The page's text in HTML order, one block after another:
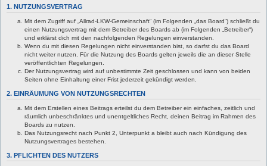
1. NUTZUNGSVERTRAG
Mit dem Zugriff auf „Allrad-LKW-Gemeinschaft“ (im Folgenden „das Board“) schließt du
einen Nutzungsvertrag mit dem Betreiber des Boards ab (im Folgenden „Betreiber“)
und erklärst dich mit den nachfolgenden Regelungen einverstanden.
Wenn du mit diesen Regelungen nicht einverstanden bist, so darfst du das Board
nicht weiter nutzen. Für die Nutzung des Boards gelten jeweils die an dieser Stelle
veröffentlichten Regelungen.
Der Nutzungsvertrag wird auf unbestimmte Zeit geschlossen und kann von beiden
Seiten ohne Einhaltung einer Frist jederzeit gekündigt werden.
2. EINRÄUMUNG VON NUTZUNGSRECHTEN
Mit dem Erstellen eines Beitrags erteilst du dem Betreiber ein einfaches, zeitlich und
räumlich unbeschränktes und unentgeltliches Recht, deinen Beitrag im Rahmen des
Boards zu nutzen.
Das Nutzungsrecht nach Punkt 2, Unterpunkt a bleibt auch nach Kündigung des
Nutzungsvertrages bestehen.
3. PFLICHTEN DES NUTZERS